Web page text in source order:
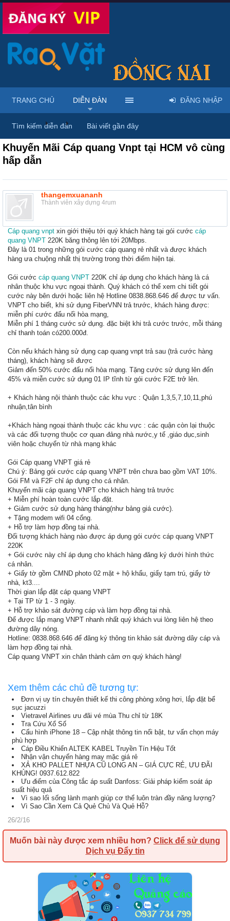
Diễn đàn ... Rao vặt tổng hợp - Uy tín - Miễn phí
Khuyến Mãi Cáp quang Vnpt tại HCM vô cùng
hấp dẫn
thangemxuananh
Thành viên xây dựng 4rum
Cáp quang vnpt xin giới thiệu tới quý khách hàng tại gói cước cáp
quang VNPT 220K băng thông lên tới 20Mbps.
Đây là 01 trong những gói cước cáp quang rẻ nhất và được khách
hàng ưa chuộng nhất thị trường trong thời điểm hiện tại.
Gói cước cáp quang VNPT 220K chỉ áp dụng cho khách hàng là cá
nhân thuộc khu vực ngoại thành. Quý khách có thể xem chi tiết gói
cước này bên dưới hoặc liên hệ Hotline 0838.868.646 để được tư vấn.
VNPT cho biết, khi sử dụng FiberVNN trả trước, khách hàng được:
miễn phí cước đấu nối hòa mạng,
Miễn phí 1 tháng cước sử dụng. đặc biệt khi trả cước trước, mỗi tháng
chỉ thanh toán có200.000đ.
Còn nếu khách hàng sử dụng cap quang vnpt trả sau (trả cước hàng
tháng), khách hàng sẽ được
Giảm đến 50% cước đấu nối hòa mạng. Tặng cước sử dụng lên đến
45% và miễn cước sử dụng 01 IP tĩnh từ gói cước F2E trở lên.
+ Khách hàng nội thành thuộc các khu vực : Quận 1,3,5,7,10,11,phú
nhuận,tân bình
+Khách hàng ngoại thành thuộc các khu vực : các quận còn lại thuộc
và các đối tượng thuộc cơ quan đảng nhà nước,y tế ,giáo dục,sinh
viên hoặc chuyển từ nhà mạng khác
Gói Cáp quang VNPT giá rẻ
Chú ý: Bảng gói cước cáp quang VNPT trên chưa bao gồm VAT 10%.
Gói FM và F2F chỉ áp dụng cho cá nhân.
Khuyến mãi cáp quang VNPT cho khách hàng trả trước
+ Miễn phí hoàn toàn cước lắp đặt.
+ Giảm cước sử dụng hàng tháng(như bảng giá cước).
+ Tặng modem wifi 04 cổng.
+ Hỗ trợ làm hợp đồng tại nhà.
Đối tượng khách hàng nào được áp dụng gói cước cáp quang VNPT
220K
+ Gói cước này chỉ áp dụng cho khách hàng đăng ký dưới hình thức
cá nhân.
+ Giấy tờ gồm CMND photo 02 mặt + hộ khẩu, giấy tạm trú, giấy tờ
nhà, kt3....
Thời gian lắp đặt cáp quang VNPT
+ Tại TP từ 1 - 3 ngày.
+ Hỗ trợ khảo sát đường cáp và làm hợp đồng tại nhà.
Để được lắp mạng VNPT nhanh nhất quý khách vui lòng liên hệ theo
đường dây nóng.
Hotline: 0838.868.646 để đăng ký thông tin khảo sát đường dây cáp và
làm hợp đồng tại nhà.
Cáp quang VNPT xin chân thành cảm ơn quý khách hàng!
Xem thêm các chủ đề tương tự:
Đơn vị uy tín chuyên thiết kế thi công phòng xông hơi, lắp đặt bể
sục jacuzzi
Vietravel Airlines ưu đãi vé mùa Thu chỉ từ 18K
Tra Cứu Xổ Số
Cấu hình iPhone 18 – Cập nhật thông tin nổi bật, tư vấn chọn máy
phù hợp
Cáp Điều Khiển ALTEK KABEL Truyền Tín Hiệu Tốt
Nhận vận chuyển hàng may mặc giá rẻ
XẢ KHO PALLET NHỰA CŨ LONG AN – GIÁ CỰC RẺ, ƯU ĐÃI
KHỦNG! 0937.612.822
Ưu điểm của Công tắc áp suất Danfoss: Giải pháp kiểm soát áp
suất hiệu quả
Vì sao lối sống lành mạnh giúp cơ thể luôn tràn đầy năng lượng?
Vì Sao Cần Xem Cả Quẻ Chủ Và Quẻ Hỗ?
26/2/16
Muốn bài này được xem nhiều hơn? Click để sử dụng
Dịch vụ Đẩy tin
TRANG CHỦ DIỄN ĐÀN
Tìm kiếm diễn đàn Bài viết gần đây
ĐĂNG NHẬP